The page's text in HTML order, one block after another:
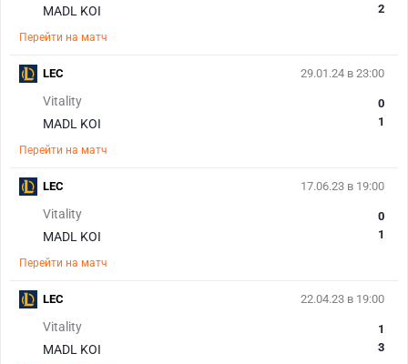
MADL KOI
2
Перейти на матч
29.01.24 в 23:00
Vitality
MADL KOI
0
1
Перейти на матч
LEC
17.06.23 в 19:00
Vitality
MADL KOI
0
1
Перейти на матч
LEC
22.04.23 в 19:00
Vitality
MADL KOI
1
3
LEC